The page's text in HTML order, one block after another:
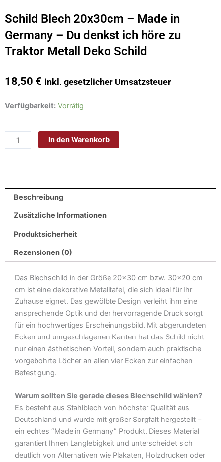
Schild Blech 20x30cm – Made in
Germany – Du denkst ich höre zu
Traktor Metall Deko Schild
18,50 € inkl. gesetzlicher Umsatzsteuer
Verfügbarkeit: Vorrätig
Schild
-
denkst
höre
Traktor
Deko
Schild
Menge
In den Warenkorb
Beschreibung
Zusätzliche Informationen
Produktsicherheit
Rezensionen (0)
Das Blechschild in der Größe 20×30 cm bzw. 30×20 cm
cm ist eine dekorative Metalltafel, die sich ideal für Ihr
Zuhause eignet. Das gewölbte Design verleiht ihm eine
ansprechende Optik und der hervorragende Druck sorgt
für ein hochwertiges Erscheinungsbild. Mit abgerundeten
Ecken und umgeschlagenen Kanten hat das Schild nicht
nur einen ästhetischen Vorteil, sondern auch praktische
vorgebohrte Löcher an allen vier Ecken zur einfachen
Befestigung.
Warum sollten Sie gerade dieses Blechschild wählen?
Es besteht aus Stahlblech von höchster Qualität aus
Deutschland und wurde mit großer Sorgfalt hergestellt –
ein echtes “Made in Germany” Produkt. Dieses Material
garantiert Ihnen Langlebigkeit und unterscheidet sich
deutlich von Alternativen wie Plakaten, Holzdrucken oder